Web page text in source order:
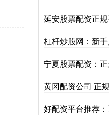
延安股票配资正
杠杆炒股网：新
宁夏股票配资：
黄冈配资公司 正
好配资平台推荐